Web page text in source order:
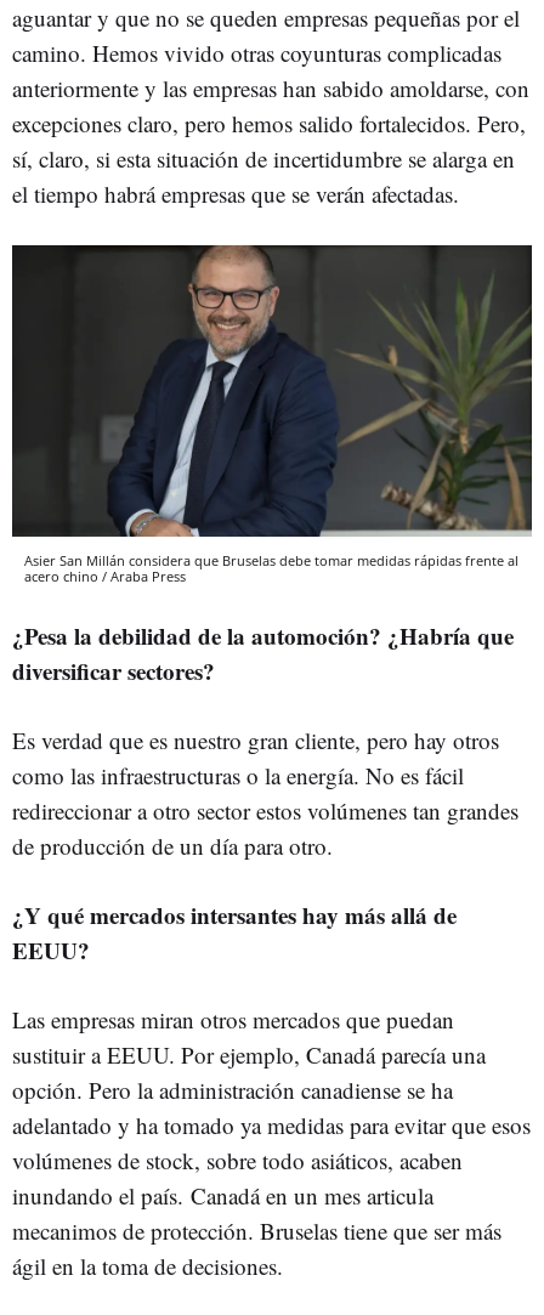
aguantar y que no se queden empresas pequeñas por el
camino. Hemos vivido otras coyunturas complicadas
anteriormente y las empresas han sabido amoldarse, con
excepciones claro, pero hemos salido fortalecidos. Pero,
sí, claro, si esta situación de incertidumbre se alarga en
el tiempo habrá empresas que se verán afectadas.
Asier San Millán considera que Bruselas debe tomar medidas rápidas frente al
acero chino / Araba Press
¿Pesa la debilidad de la automoción? ¿Habría que
diversificar sectores?
Es verdad que es nuestro gran cliente, pero hay otros
como las infraestructuras o la energía. No es fácil
redireccionar a otro sector estos volúmenes tan grandes
de producción de un día para otro.
¿Y qué mercados intersantes hay más allá de
EEUU?
Las empresas miran otros mercados que puedan
sustituir a EEUU. Por ejemplo, Canadá parecía una
opción. Pero la administración canadiense se ha
adelantado y ha tomado ya medidas para evitar que esos
volúmenes de stock, sobre todo asiáticos, acaben
inundando el país. Canadá en un mes articula
mecanimos de protección. Bruselas tiene que ser más
ágil en la toma de decisiones.